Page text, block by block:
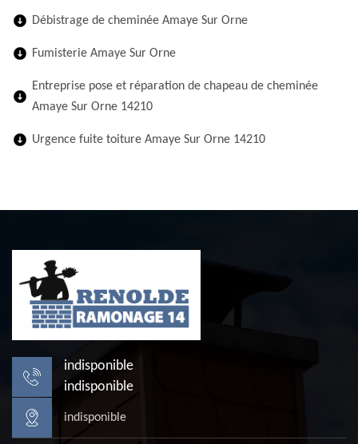
Débistrage de cheminée Amaye Sur Orne
Fumisterie Amaye Sur Orne
Entreprise pose et réparation de chapeau de cheminée
Amaye Sur Orne 14210
Urgence fuite toiture Amaye Sur Orne 14210
indisponible
indisponible
indisponible